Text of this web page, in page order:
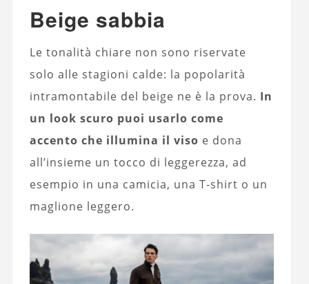
Beige sabbia
Le tonalità chiare non sono riservate
solo alle stagioni calde: la popolarità
intramontabile del beige ne è la prova. In
un look scuro puoi usarlo come
accento che illumina il viso e dona
all’insieme un tocco di leggerezza, ad
esempio in una camicia, una T-shirt o un
maglione leggero.